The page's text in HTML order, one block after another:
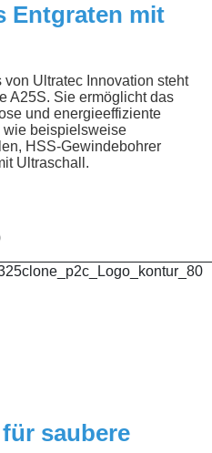
Entgraten mit
von Ultratec Innovation steht
A25S. Sie ermöglicht das
und energieeffiziente
wie beispielsweise
HSS-Gewindebohrer
Ultraschall.
saubere